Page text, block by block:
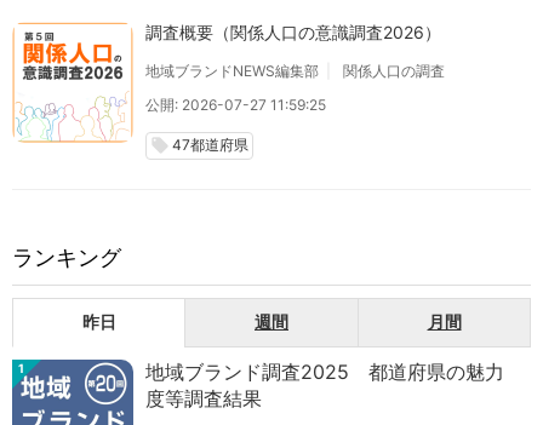
調査概要（関係人口の意識調査2026）
地域ブランドNEWS編集部
関係人口の調査
公開: 2026-07-27 11:59:25
local_offer 47都道府県
ランキング
昨日 週間 月間
1
地域ブランド調査2025 都道府県の魅力
度等調査結果